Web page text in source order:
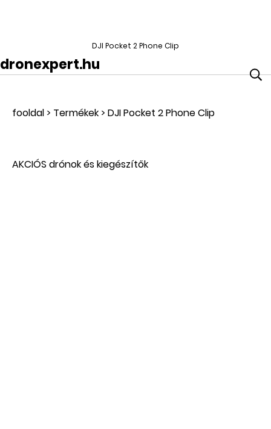
DJI Pocket 2 Phone Clip
dronexpert.hu
fooldal> Termékek> DJI Pocket 2 Phone Clip
AKCIÓS drónok és kiegészítők